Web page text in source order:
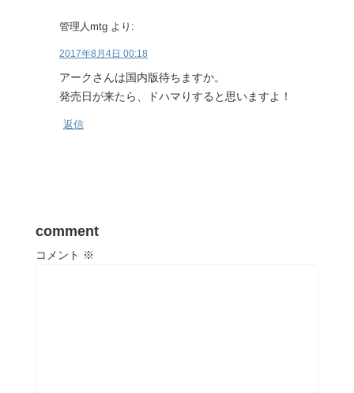
管理人mtg より:
2017年8月4日 00:18
アークさんは国内版待ちますか。
発売日が来たら、ドハマりすると思いますよ！
返信
comment
コメント ※